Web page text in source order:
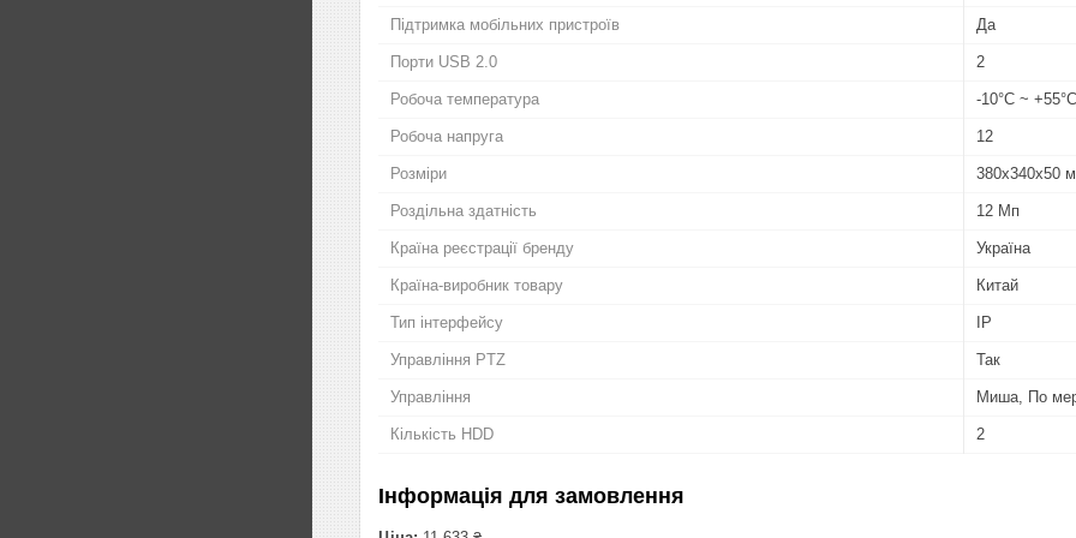
Підтримка мобільних пристроїв Да
Порти USB 2.0 2
Робоча температура -10°С ~ +55°С
Робоча напруга 12
Розміри 380x340x50
Роздільна здатність 12 Мп
Країна реєстрації бренду Україна
Країна-виробник товару Китай
Тип інтерфейсу IP
Управління PTZ Так
Управління Миша, По
Кількість HDD 2
Інформація для замовлення